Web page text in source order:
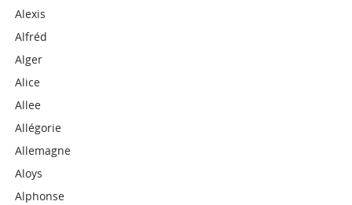
Alexis
Alfréd
Alger
Alice
Allee
Allégorie
Allemagne
Aloys
Alphonse